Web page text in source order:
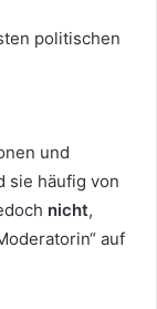
politischen
und
sie häufig von
nicht,
auf